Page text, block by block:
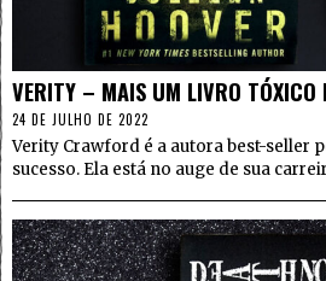
VERITY – MAIS UM LIVRO TÓXICO
24 DE JULHO DE 2022
Verity Crawford é a autora best-seller
sucesso. Ela está no auge de sua